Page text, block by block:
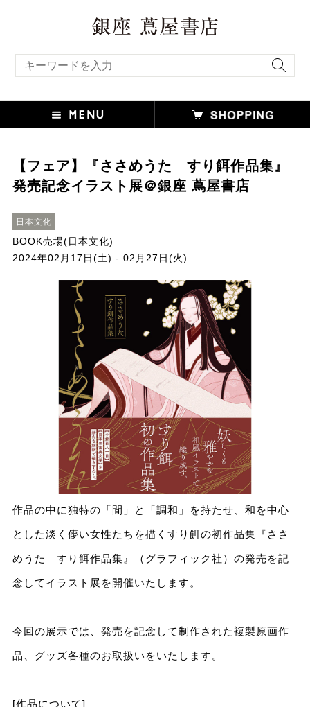
【フェア】『ささめうた すり餌作品集』
発売記念イラスト展＠銀座 蔦屋書店
日本文化
BOOK売場(日本文化)
2024年02月17日(土) - 02月27日(火)
作品の中に独特の「間」と「調和」を持たせ、和を中心
とした淡く儚い女性たちを描くすり餌の初作品集『ささ
めうた すり餌作品集』（グラフィック社）の発売を記
念してイラスト展を開催いたします。
今回の展示では、発売を記念して制作された複製原画作
品、グッズ各種のお取扱いをいたします。
[作品について]